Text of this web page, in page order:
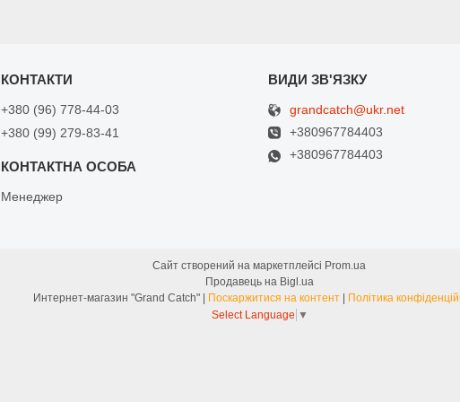
+380 (96) 778-44-03
+380 (99) 279-83-41
Менеджер
grandcatch@ukr.net
+380967784403
+380967784403
Сайт створений на маркетплейсі Prom.ua
Продавець на Bigl.ua
Поскаржитися на контент
Політика
Select Language ▼